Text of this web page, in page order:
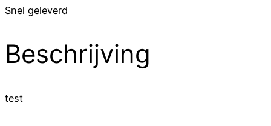
Snel geleverd
Beschrijving
test